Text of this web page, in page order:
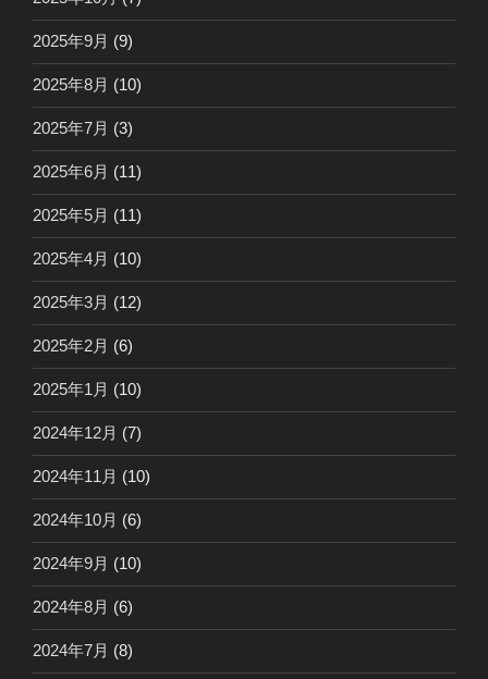
2025年9月 (9)
2025年8月 (10)
2025年7月 (3)
2025年6月 (11)
2025年5月 (11)
2025年4月 (10)
2025年3月 (12)
2025年2月 (6)
2025年1月 (10)
2024年12月 (7)
2024年11月 (10)
2024年10月 (6)
2024年9月 (10)
2024年8月 (6)
2024年7月 (8)